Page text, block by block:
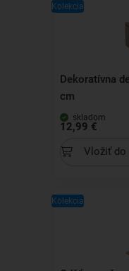
Kolekcia
Dekoratívna
cm
skladom
12,99 €
Vložiť do
Kolekcia